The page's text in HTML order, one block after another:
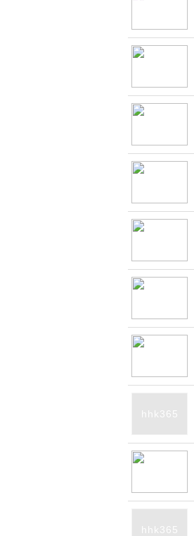
hhk365
hhk365